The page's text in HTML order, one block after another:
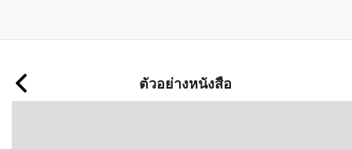
เนื้อหา
ตัวอย่างหนังสือ